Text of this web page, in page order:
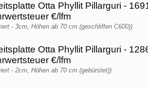
Otta Phyllit Pillarguri -
€/lfm
- 3cm, Höhen ab 70 cm (geschliffen C600))
Otta Phyllit Pillarguri -
€/lfm
- 2cm, Höhen ab 70 cm (gebürstet))